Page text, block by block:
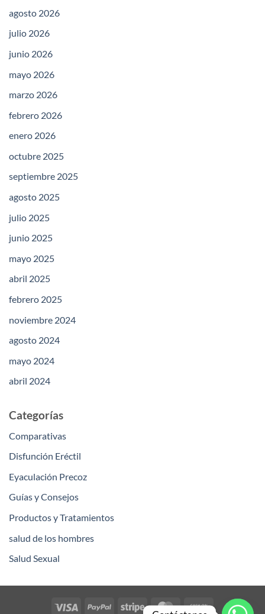
agosto 2026
julio 2026
junio 2026
mayo 2026
marzo 2026
febrero 2026
enero 2026
octubre 2025
septiembre 2025
agosto 2025
julio 2025
junio 2025
mayo 2025
abril 2025
febrero 2025
noviembre 2024
agosto 2024
mayo 2024
abril 2024
Categorías
Comparativas
Disfunción Eréctil
Eyaculación Precoz
Guías y Consejos
Productos y Tratamientos
salud de los hombres
Salud Sexual
Visa PayPal Stripe MasterCardCash